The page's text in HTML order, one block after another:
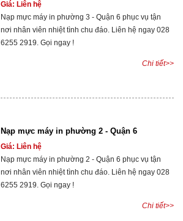
Giá: Liên hệ
Nạp mực máy in phường 3 - Quận 6 phục vụ tận
nơi nhân viên nhiệt tình chu đáo. Liên hệ ngay 028
6255 2919. Gọi ngay !
Chi tiết>>
Nạp mực máy in phường 2 - Quận 6
Giá: Liên hệ
Nạp mực máy in phường 2 - Quận 6 phục vụ tận
nơi nhân viên nhiệt tình chu đáo. Liên hệ ngay 028
6255 2919. Gọi ngay !
Chi tiết>>